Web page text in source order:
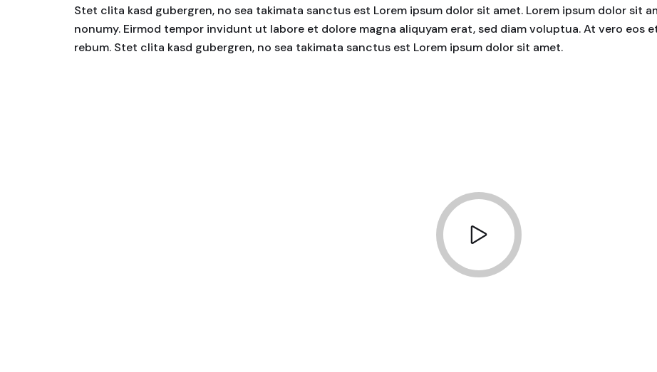
Stet clita kasd gubergren, no sea takimata sanctus est Lorem ipsum dolor sit amet. Lorem ipsum dolor sit
nonumy. Eirmod tempor invidunt ut labore et dolore magna aliquyam erat, sed diam voluptua. At vero eos
rebum. Stet clita kasd gubergren, no sea takimata sanctus est Lorem ipsum dolor sit amet.